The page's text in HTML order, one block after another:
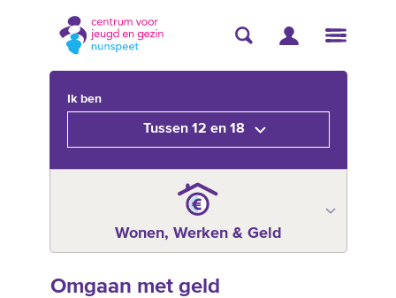
Ik ben
Tussen 12 en 18
Wonen, Werken & Geld
Omgaan met geld